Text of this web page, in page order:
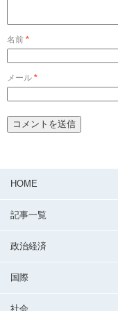
名前 *
メール *
HOME
記事一覧
政治経済
国際
社会